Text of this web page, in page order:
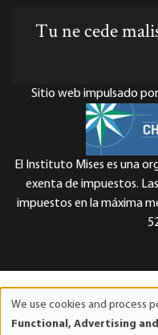
Tu ne cede
Sitio web impulsado
El Instituto Mises es una
exenta de impuestos.
impuestos en la máxima
We use cookies and process
Functional, Advertising